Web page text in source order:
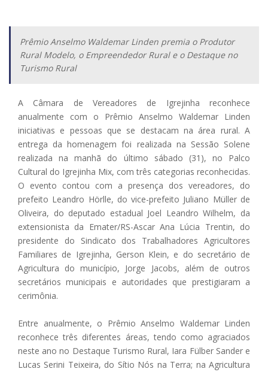
Prêmio Anselmo Waldemar Linden premia o Produtor
Rural Modelo, o Empreendedor Rural e o Destaque no
Turismo Rural
A Câmara de Vereadores de Igrejinha reconhece
anualmente com o Prêmio Anselmo Waldemar Linden
iniciativas e pessoas que se destacam na área rural. A
entrega da homenagem foi realizada na Sessão Solene
realizada na manhã do último sábado (31), no Palco
Cultural do Igrejinha Mix, com três categorias reconhecidas.
O evento contou com a presença dos vereadores, do
prefeito Leandro Hörlle, do vice-prefeito Juliano Müller de
Oliveira, do deputado estadual Joel Leandro Wilhelm, da
extensionista da Emater/RS-Ascar Ana Lúcia Trentin, do
presidente do Sindicato dos Trabalhadores Agricultores
Familiares de Igrejinha, Gerson Klein, e do secretário de
Agricultura do município, Jorge Jacobs, além de outros
secretários municipais e autoridades que prestigiaram a
cerimônia.
Entre anualmente, o Prêmio Anselmo Waldemar Linden
reconhece três diferentes áreas, tendo como agraciados
neste ano no Destaque Turismo Rural, Iara Fülber Sander e
Lucas Serini Teixeira, do Sítio Nós na Terra; na Agricultura